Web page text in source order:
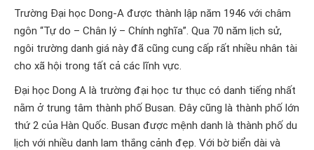
Trường Đại học Dong-A được thành lập năm 1946 với châm
ngôn “Tự do – Chân lý – Chính nghĩa”. Qua 70 năm lịch sử,
ngôi trường danh giá này đã cũng cung cấp rất nhiều nhân tài
cho xã hội trong tất cả các lĩnh vực.
Đại học Dong A là trường đại học tư thục có danh tiếng nhất
nằm ở trung tâm thành phố Busan. Đây cũng là thành phố lớn
thứ 2 của Hàn Quốc. Busan được mệnh danh là thành phố du
lịch với nhiều danh lam thắng cảnh đẹp. Với bờ biển dài và